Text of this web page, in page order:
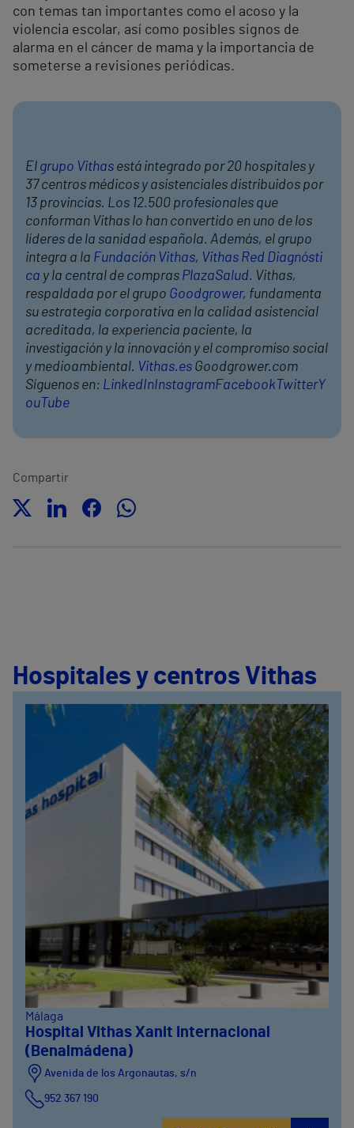
con temas tan importantes como el acoso y la
violencia escolar, así como posibles signos de
alarma en el cáncer de mama y la importancia de
someterse a revisiones periódicas.
El grupo Vithas está integrado por 20 hospitales y
37 centros médicos y asistenciales distribuidos por
13 provincias. Los 12.500 profesionales que
conforman Vithas lo han convertido en uno de los
líderes de la sanidad española. Además, el grupo
integra a la Fundación Vithas, Vithas Red Diagnósti
ca y la central de compras PlazaSalud. Vithas,
respaldada por el grupo Goodgrower, fundamenta
su estrategia corporativa en la calidad asistencial
acreditada, la experiencia paciente, la
investigación y la innovación y el compromiso social
y medioambiental. Vithas.es Goodgrower.com
Síguenos en: LinkedInInstagramFacebook TwitterY
ouTube
Compartir
Hospitales y centros Vithas
Málaga
Hospital Vithas Xanit Internacional
(Benalmádena)
Avenida de los Argonautas, s/n
952 367 190